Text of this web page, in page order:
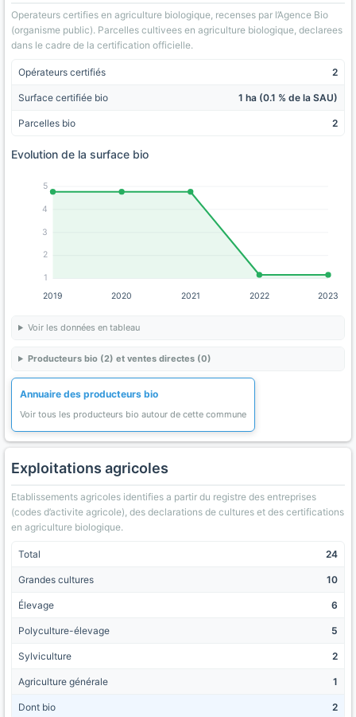
Operateurs certifies en agriculture biologique, recenses par l’Agence Bio
(organisme public). Parcelles cultivees en agriculture biologique, declarees
dans le cadre de la certification officielle.
Opérateurs certifiés 2
Surface certifiée bio 1 ha (0.1 % de la SAU)
Parcelles bio 2
Evolution de la surface bio
1
2
3
4
5
2019 2020 2021 2022 2023
Voir les données en tableau
Producteurs bio (2) et ventes directes (0)
Annuaire des producteurs bio
Voir tous les producteurs bio autour de cette commune
Exploitations agricoles
Etablissements agricoles identifies a partir du registre des entreprises
(codes d’activite agricole), des declarations de cultures et des certifications
en agriculture biologique.
Total 24
Grandes cultures 10
Élevage 6
Polyculture-élevage 5
Sylviculture 2
Agriculture générale 1
Dont bio 2